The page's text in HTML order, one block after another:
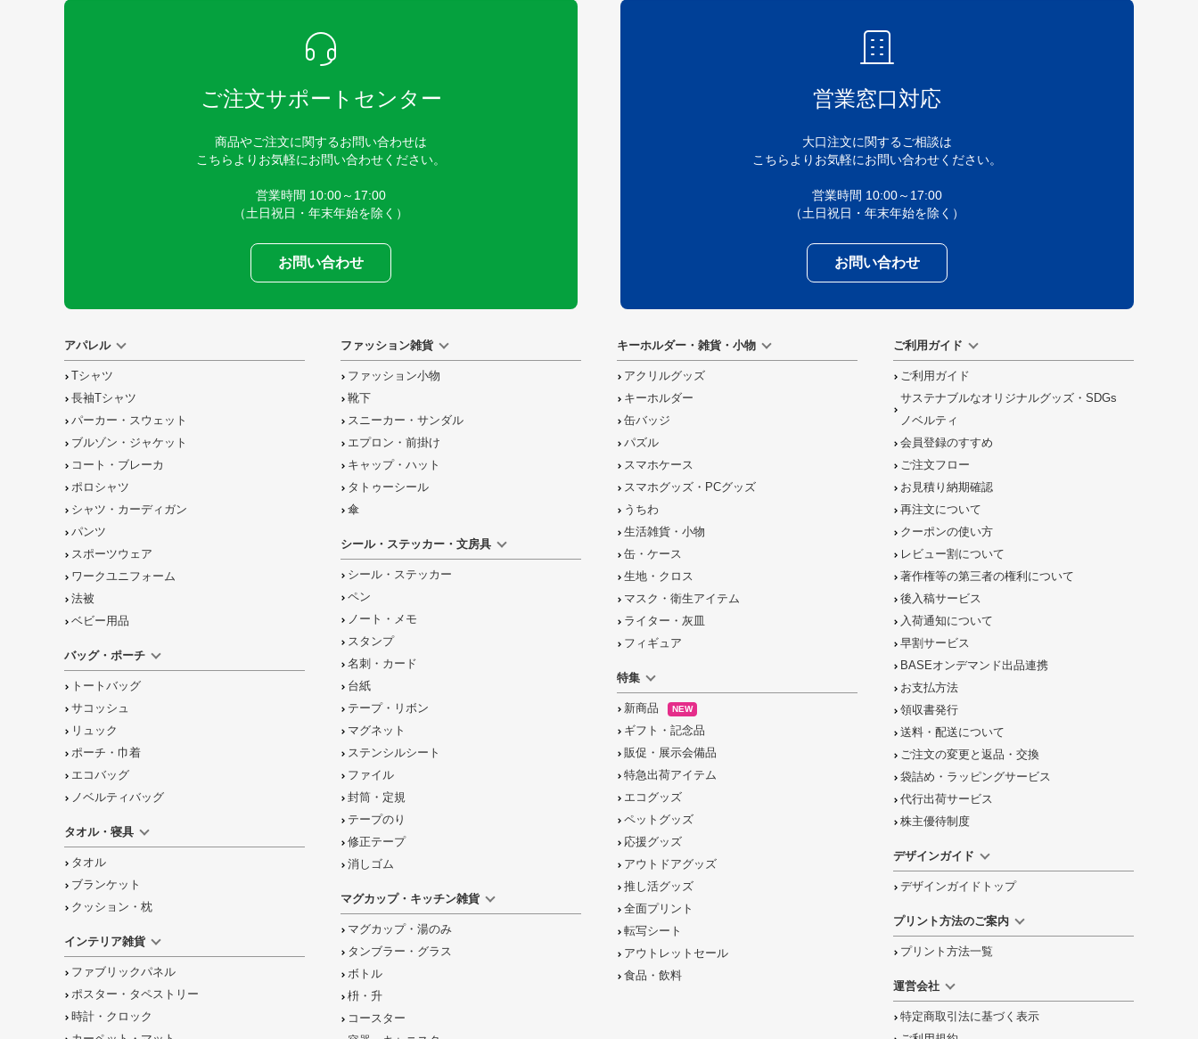
ご注文サポートセンター
商品やご注文に関するお問い合わせは
こちらよりお気軽にお問い合わせください。
営業時間 10:00～17:00
（土日祝日・年末年始を除く）
お問い合わせ
営業窓口対応
大口注文に関するご相談は
こちらよりお気軽にお問い合わせください。
営業時間 10:00～17:00
（土日祝日・年末年始を除く）
お問い合わせ
アパレル
Tシャツ
長袖Tシャツ
パーカー・スウェット
ブルゾン・ジャケット
コート・ブレーカ
ポロシャツ
シャツ・カーディガン
パンツ
スポーツウェア
ワークユニフォーム
法被
ベビー用品
バッグ・ポーチ
トートバッグ
サコッシュ
リュック
ポーチ・巾着
エコバッグ
ノベルティバッグ
タオル・寝具
タオル
ブランケット
クッション・枕
インテリア雑貨
ファブリックパネル
ポスター・タペストリー
時計・クロック
ファッション雑貨
ファッション小物
靴下
スニーカー・サンダル
エプロン・前掛け
キャップ・ハット
タトゥーシール
傘
シール・ステッカー・文房具
シール・ステッカー
ペン
ノート・メモ
スタンプ
名刺・カード
台紙
テープ・リボン
マグネット
ステンシルシート
ファイル
封筒・定規
テープのり
修正テープ
消しゴム
マグカップ・キッチン雑貨
マグカップ・湯のみ
タンブラー・グラス
ボトル
枡・升
コースター
キーホルダー・雑貨・小物
アクリルグッズ
キーホルダー
缶バッジ
パズル
スマホケース
スマホグッズ・PCグッズ
うちわ
生活雑貨・小物
缶・ケース
生地・クロス
マスク・衛生アイテム
ライター・灰皿
フィギュア
特集
新商品 NEW
ギフト・記念品
販促・展示会備品
特急出荷アイテム
エコグッズ
ペットグッズ
応援グッズ
アウトドアグッズ
推し活グッズ
全面プリント
転写シート
アウトレットセール
食品・飲料
ご利用ガイド
ご利用ガイド
サステナブルなオリジナルグッズ・SDGs
ノベルティ
会員登録のすすめ
ご注文フロー
お見積り納期確認
再注文について
クーポンの使い方
レビュー割について
著作権等の第三者の権利について
後入稿サービス
入荷通知について
早割サービス
BASEオンデマンド出品連携
お支払方法
領収書発行
送料・配送について
ご注文の変更と返品 ・ 交換
袋詰め・ラッピングサービス
代行出荷サービス
株主優待制度
デザインガイド
デザインガイドトップ
プリント方法のご案内
プリント方法一覧
運営会社
特定商取引法に基づく表示